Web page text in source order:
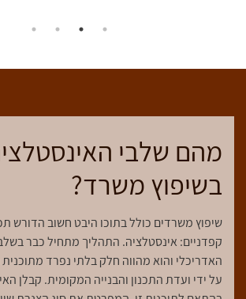
מהם שלבי
בשיפוץ משרד?
שיפוץ משרדים כולל בתוכו היבט חשוב הדורש
קפדניים: אינסטלציה. התהליך מתחיל כבר
האדריכלי והוא מהווה חלק בלתי נפרד
על ידי ועדת התכנון והבנייה המקומית. קבלן